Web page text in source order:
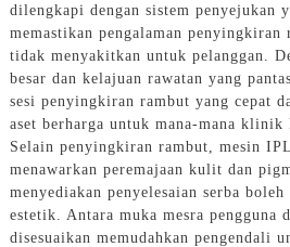
dilengkapi dengan sistem penyejukan
memastikan pengalaman penyingkiran
tidak menyakitkan untuk pelanggan.
besar dan kelajuan rawatan yang
sesi penyingkiran rambut yang cepat
aset berharga untuk mana-mana klinik
Selain penyingkiran rambut, mesin
menawarkan peremajaan kulit dan
menyediakan penyelesaian serba
estetik. Antara muka mesra pengguna
disesuaikan memudahkan pengendali